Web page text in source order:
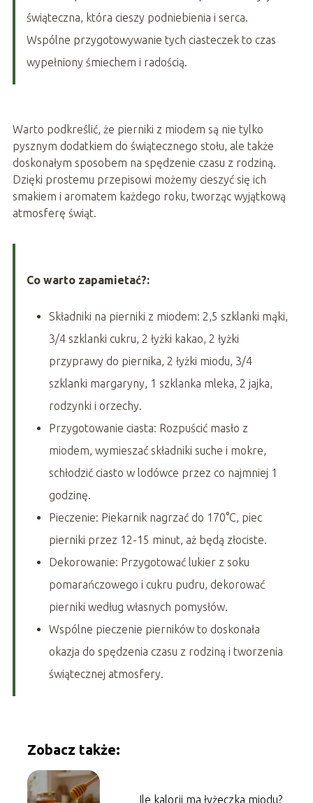
świąteczna, która cieszy podniebienia i serca.
Wspólne przygotowywanie tych ciasteczek to czas
wypełniony śmiechem i radością.
Warto podkreślić, że pierniki z miodem są nie tylko
pysznym dodatkiem do świątecznego stołu, ale także
doskonałym sposobem na spędzenie czasu z rodziną.
Dzięki prostemu przepisowi możemy cieszyć się ich
smakiem i aromatem każdego roku, tworząc wyjątkową
atmosferę świąt.
Co warto zapamietać?:
Składniki na pierniki z miodem: 2,5 szklanki mąki,
3/4 szklanki cukru, 2 łyżki kakao, 2 łyżki
przyprawy do piernika, 2 łyżki miodu, 3/4
szklanki margaryny, 1 szklanka mleka, 2 jajka,
rodzynki i orzechy.
Przygotowanie ciasta: Rozpuścić masło z
miodem, wymieszać składniki suche i mokre,
schłodzić ciasto w lodówce przez co najmniej 1
godzinę.
Pieczenie: Piekarnik nagrzać do 170°C, piec
pierniki przez 12-15 minut, aż będą złociste.
Dekorowanie: Przygotować lukier z soku
pomarańczowego i cukru pudru, dekorować
pierniki według własnych pomysłów.
Wspólne pieczenie pierników to doskonała
okazja do spędzenia czasu z rodziną i tworzenia
świątecznej atmosfery.
Zobacz także:
Ile kalorii ma łyżeczka miodu?